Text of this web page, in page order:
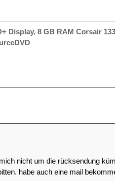
Display, 8 GB RAM Corsair
nicht um die rücksendung
habe auch eine mail